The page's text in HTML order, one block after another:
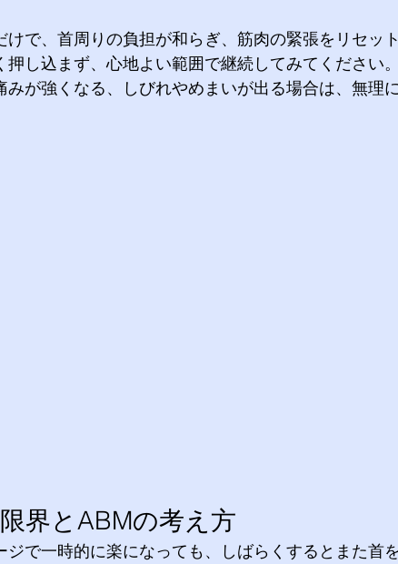
けで、首周りの負担が和らぎ、筋肉の緊張をリセッ
押し込まず、心地よい範囲で継続してみてください
が強くなる、しびれやめまいが出る場合は、無理
界とABMの考え方
ジで一時的に楽になっても、しばらくするとまた首